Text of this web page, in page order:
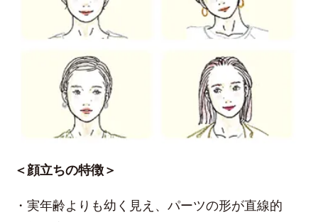
＜顔立ちの特徴＞
・実年齢よりも幼く見え、パーツの形が直線的